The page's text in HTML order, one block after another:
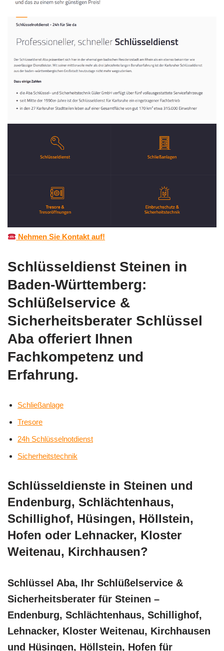
Nehmen Sie Kontakt auf!
Schlüsseldienst Steinen in
Baden-Württemberg:
Schlüßelservice &
Sicherheitsberater Schlüssel
Aba offeriert Ihnen
Fachkompetenz und
Erfahrung.
Schließanlage
Tresore
24h Schlüsselnotdienst
Sicherheitstechnik
Schlüsseldienste in Steinen und
Endenburg, Schlächtenhaus,
Schillighof, Hüsingen, Höllstein,
Hofen oder Lehnacker, Kloster
Weitenau, Kirchhausen?
Schlüssel Aba, Ihr Schlüßelservice &
Sicherheitsberater für Steinen –
Endenburg, Schlächtenhaus, Schillighof,
Lehnacker, Kloster Weitenau, Kirchhausen
und Hüsingen, Höllstein, Hofen für